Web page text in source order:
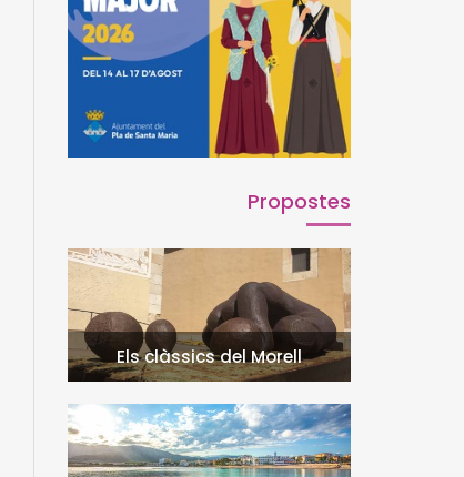
Propostes
Els clàssics del Morell